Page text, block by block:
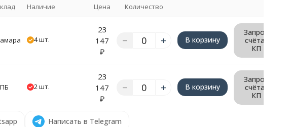
Наличие Цена Количество
4 шт.
23
147
₽
В корзину
Запрос
счёта/
КП
2 шт.
23
147
₽
В корзину
Запрос
счёта/
КП
Написать в Telegram